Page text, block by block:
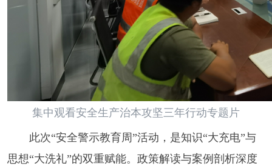
集中观看安全生产治本攻坚三年行动专题片
此次“安全警示教育周”活动，是知识“大充电”与
思想“大洗礼”的双重赋能。政策解读与案例剖析深度